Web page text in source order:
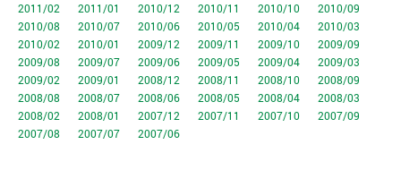
2011/02
2011/01 2010/12 2010/11 2010/10
2010/09
2010/08
2010/07 2010/06 2010/05 2010/04
2010/03
2010/02
2010/01 2009/12 2009/11 2009/10
2009/09
2009/08
2009/07 2009/06 2009/05 2009/04
2009/03
2009/02
2009/01 2008/12 2008/11 2008/10
2008/09
2008/08
2008/07 2008/06 2008/05 2008/04
2008/03
2008/02
2008/01 2007/12 2007/11 2007/10
2007/09
2007/08
2007/07 2007/06